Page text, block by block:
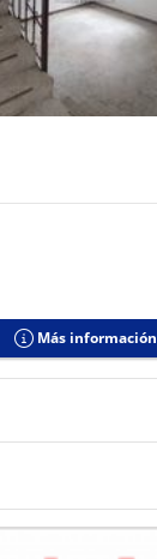
Más información